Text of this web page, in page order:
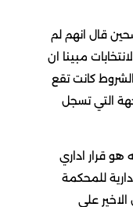
قال انهم لم
مبينا ان
كانت تقع
التي تسجل
قرار اداري
للمحكمة
الاخير على